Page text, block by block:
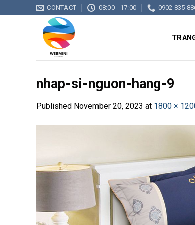
CONTACT 08:00 - 17:00 0902 835
nhap-si-nguon-hang-9
Published November 20, 2023 at 1800 ×